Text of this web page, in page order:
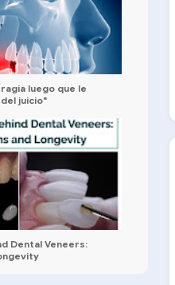
luego que le
juicio"
Dental Veneers: